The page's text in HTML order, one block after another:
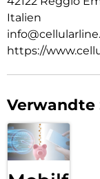
Italien
https://
Verwandte